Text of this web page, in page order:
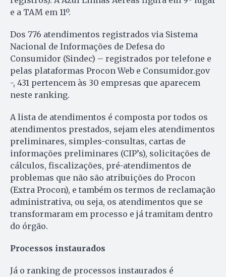
e a TAM em 11º.
Dos 776 atendimentos registrados via Sistema
Nacional de Informações de Defesa do
Consumidor (Sindec) – registrados por telefone e
pelas plataformas Procon Web e Consumidor.gov
-, 431 pertencem às 30 empresas que aparecem
neste ranking.
A lista de atendimentos é composta por todos os
atendimentos prestados, sejam eles atendimentos
preliminares, simples-consultas, cartas de
informações preliminares (CIP’s), solicitações de
cálculos, fiscalizações, pré-atendimentos de
problemas que não são atribuições do Procon
(Extra Procon), e também os termos de reclamação
administrativa, ou seja, os atendimentos que se
transformaram em processo e já tramitam dentro
do órgão.
Processos instaurados
Já o ranking de processos instaurados é